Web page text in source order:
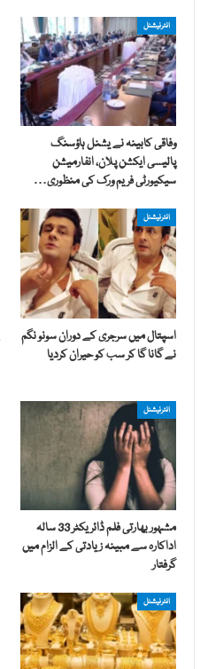
انٹرنیشنل
وفاقی کابینہ نے یشنل ہاؤسنگ
پالیسی ایکشن پلان، انفارمیشن
سیکیورٹی فریم ورک کی منظوری…
انٹرنیشنل
اسپتال میں سرجری کے دوران سونو نگم
نے گانا گا کر سب کو حیران کردیا
انٹرنیشنل
مشہور بھارتی فلم ڈائریکٹر 33 سالہ
اداکارہ سے مبینہ زیادتی کے الزام میں
گرفتار
انٹرنیشنل